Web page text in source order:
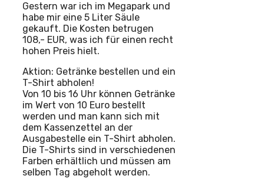
Gestern war ich im Megapark und
habe mir eine 5 Liter Säule
gekauft. Die Kosten betrugen
108,- EUR, was ich für einen recht
hohen Preis hielt.
Aktion: Getränke bestellen und ein
T-Shirt abholen!
Von 10 bis 16 Uhr können Getränke
im Wert von 10 Euro bestellt
werden und man kann sich mit
dem Kassenzettel an der
Ausgabestelle ein T-Shirt abholen.
Die T-Shirts sind in verschiedenen
Farben erhältlich und müssen am
selben Tag abgeholt werden.